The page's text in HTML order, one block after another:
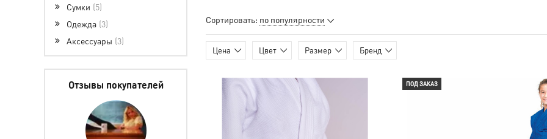
Сортировать: по популярности
Цена Цвет Размер Бренд
ПОД ЗАКАЗ
Сумки 5
Одежда 3
Аксессуары 3
Отзывы покупателей